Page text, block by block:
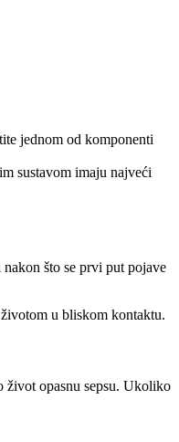
jednom od komponenti
sustavom imaju najveći
nakon što se prvi put pojave
u bliskom kontaktu.
život opasnu sepsu. Ukoliko